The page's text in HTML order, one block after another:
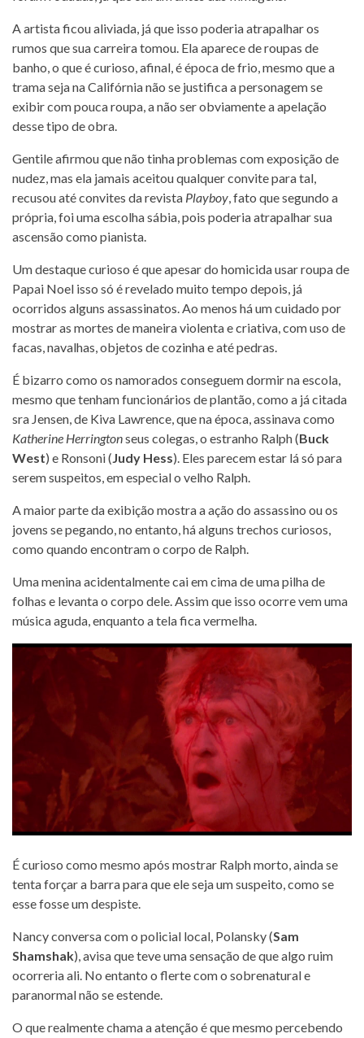
A artista ficou aliviada, já que isso poderia atrapalhar os
rumos que sua carreira tomou. Ela aparece de roupas de
banho, o que é curioso, afinal, é época de frio, mesmo que a
trama seja na Califórnia não se justifica a personagem se
exibir com pouca roupa, a não ser obviamente a apelação
desse tipo de obra.
Gentile afirmou que não tinha problemas com exposição de
nudez, mas ela jamais aceitou qualquer convite para tal,
recusou até convites da revista Playboy, fato que segundo a
própria, foi uma escolha sábia, pois poderia atrapalhar sua
ascensão como pianista.
Um destaque curioso é que apesar do homicida usar roupa de
Papai Noel isso só é revelado muito tempo depois, já
ocorridos alguns assassinatos. Ao menos há um cuidado por
mostrar as mortes de maneira violenta e criativa, com uso de
facas, navalhas, objetos de cozinha e até pedras.
É bizarro como os namorados conseguem dormir na escola,
mesmo que tenham funcionários de plantão, como a já citada
sra Jensen, de Kiva Lawrence, que na época, assinava como
Katherine Herringtonseus colegas, o estranho Ralph (Buck
West) e Ronsoni (Judy Hess). Eles parecem estar lá só para
serem suspeitos, em especial o velho Ralph.
A maior parte da exibição mostra a ação do assassino ou os
jovens se pegando, no entanto, há alguns trechos curiosos,
como quando encontram o corpo de Ralph.
Uma menina acidentalmente cai em cima de uma pilha de
folhas e levanta o corpo dele. Assim que isso ocorre vem uma
música aguda, enquanto a tela fica vermelha.
É curioso como mesmo após mostrar Ralph morto, ainda se
tenta forçar a barra para que ele seja um suspeito, como se
esse fosse um despiste.
Nancy conversa com o policial local, Polansky (Sam
Shamshak), avisa que teve uma sensação de que algo ruim
ocorreria ali. No entanto o flerte com o sobrenatural e
paranormal não se estende.
O que realmente chama a atenção é que mesmo percebendo